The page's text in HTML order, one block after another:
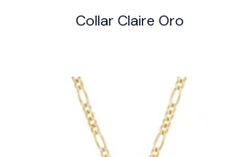
Collar Claire Oro